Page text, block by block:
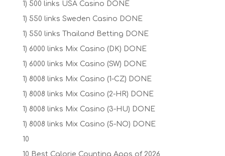
1) 500 links USA Casino DONE
1) 550 links Sweden Casino DONE
1) 550 links Thailand Betting DONE
1) 6000 links Mix Casino (DK) DONE
1) 6000 links Mix Casino (SW) DONE
1) 8008 links Mix Casino (1-CZ) DONE
1) 8008 links Mix Casino (2-HR) DONE
1) 8008 links Mix Casino (3-HU) DONE
1) 8008 links Mix Casino (5-NO) DONE
10
10 Best Calorie Counting Apps of 2026